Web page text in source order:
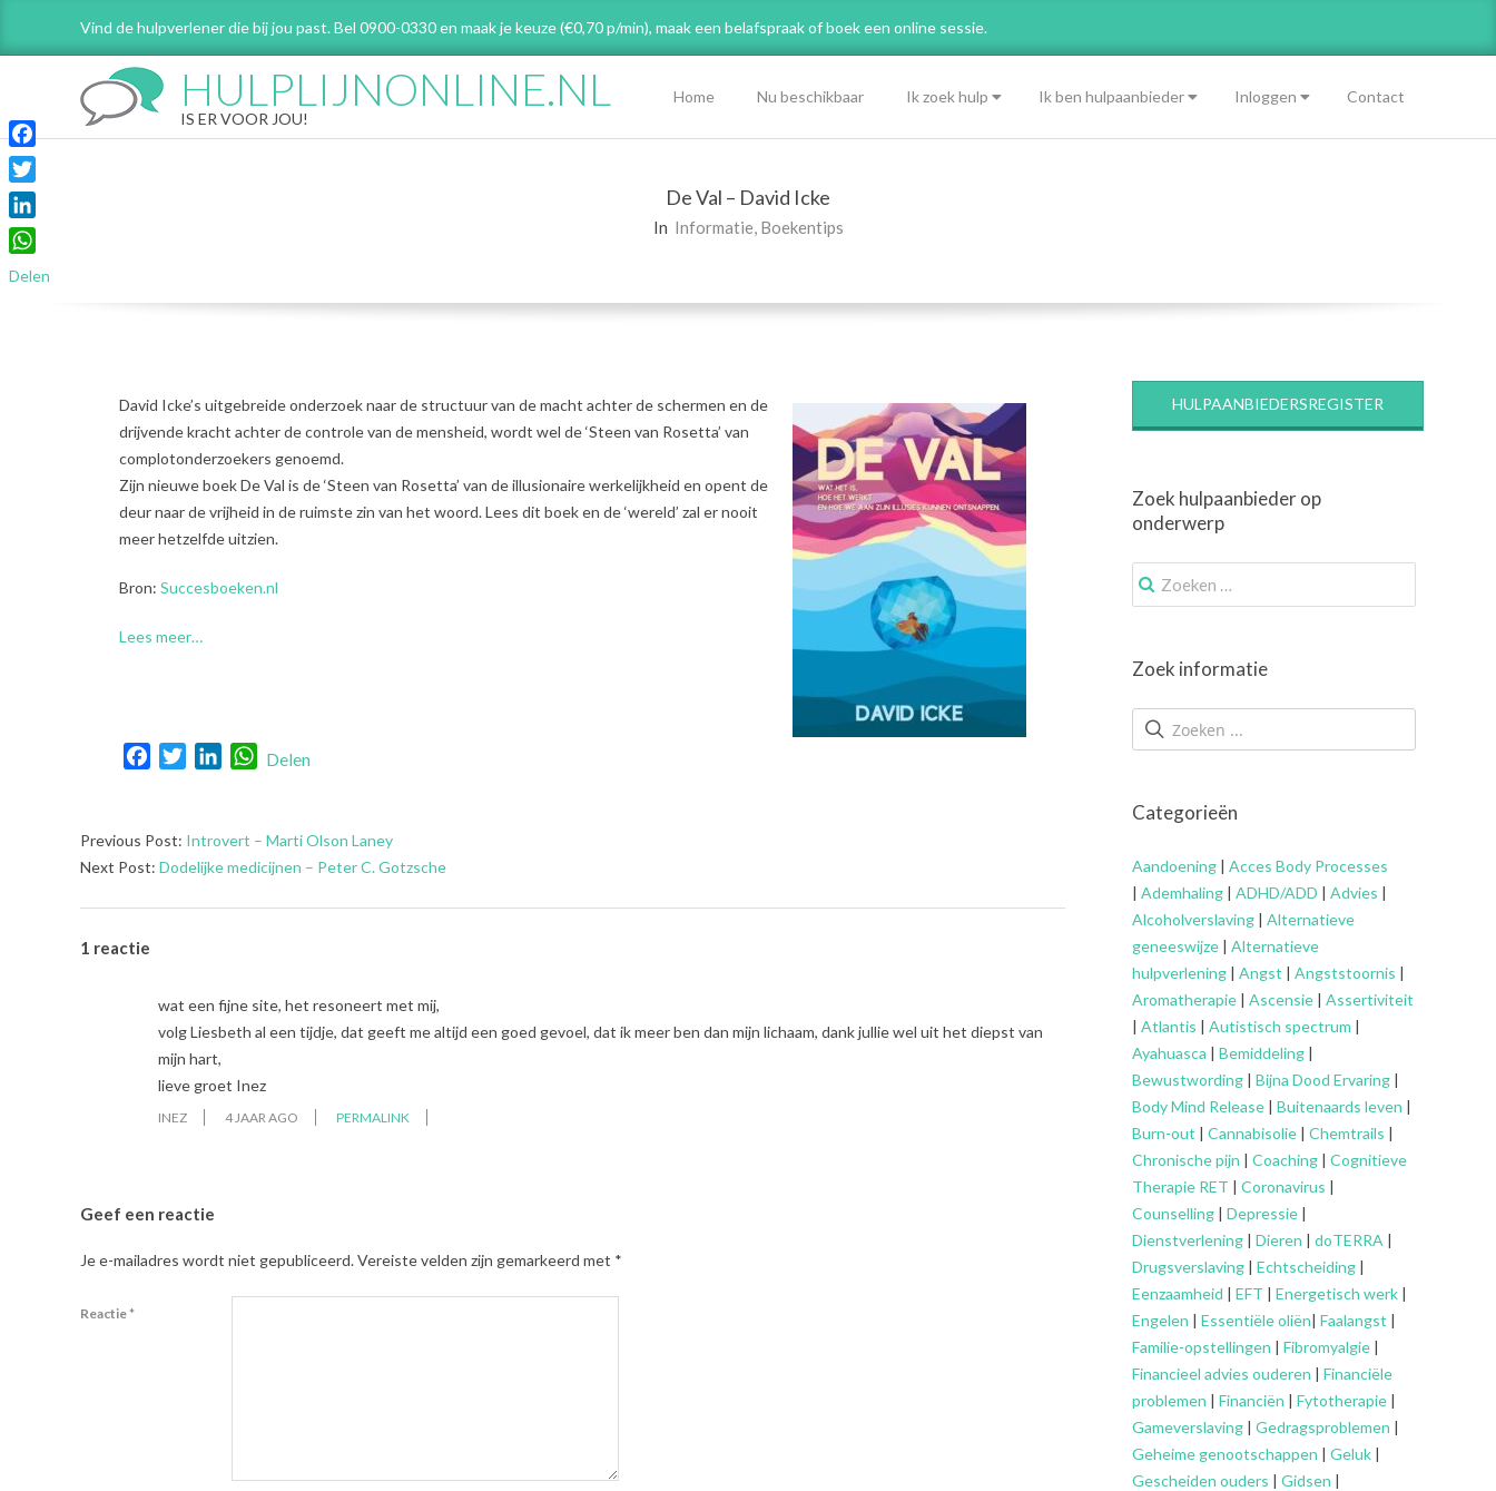
Vind de hulpverlener die bij jou past. Bel 0900-0330 en maak je keuze (€0,70 p/min), maak een belafspraakof boek een online sessie.
HULPLIJNONLINE.NL
IS ER VOOR JOU!
Menu
Home Nu beschikbaar Ik zoek hulp Ik ben hulpaanbieder Inloggen Contact
De Val – David Icke
In Informatie, Boekentips
David Icke’s uitgebreide onderzoek naar de structuur van de macht achter de schermen en de
drijvende kracht achter de controle van de mensheid, wordt wel de ‘Steen van Rosetta’ van
complotonderzoekers genoemd.
Zijn nieuwe boek De Val is de ‘Steen van Rosetta’ van de illusionaire werkelijkheid en opent de
deur naar de vrijheid in de ruimste zin van het woord. Lees dit boek en de ‘wereld’ zal er nooit
meer hetzelfde uitzien.
Bron: Succesboeken.nl
Lees meer…
FacebookTwitterLinkedInWhatsApp
Delen
2022-
08-
Previous Post: Introvert – Marti Olson Laney
Next Post: Dodelijke medicijnen – Peter C. Gotzsche
1 reactie
wat een fijne site, het resoneert met mij,
volg Liesbeth al een tijdje, dat geeft me altijd een goed gevoel, dat ik meer ben dan mijn lichaam, dank jullie wel uit het diepst van
mijn hart,
lieve groet Inez
INEZ 4 JAAR AGO PERMALINK
Geef een reactie
Je e-mailadres wordt niet gepubliceerd.Vereiste velden zijn gemarkeerd met *
Reactie*
HULPAANBIEDERSREGISTER
Zoek hulpaanbieder op
onderwerp
Zoek
naar:
Zoek informatie
Categorieën
Aandoening | Acces Body Processes
| Ademhaling | ADHD/ADD | Advies |
Alcoholverslaving | Alternatieve
geneeswijze | Alternatieve
hulpverlening | Angst | Angststoornis |
Aromatherapie | Ascensie | Assertiviteit
| Atlantis | Autistisch spectrum |
Ayahuasca | Bemiddeling |
Bewustwording | Bijna Dood Ervaring |
Body Mind Release | Buitenaards leven |
Burn-out | Cannabisolie | Chemtrails |
Chronische pijn | Coaching | Cognitieve
Therapie RET | Coronavirus |
Counselling | Depressie |
Dienstverlening | Dieren | doTERRA |
Drugsverslaving | Echtscheiding |
Eenzaamheid | EFT | Energetisch werk |
Engelen | Essentiële oliën| Faalangst |
Familie-opstellingen | Fibromyalgie |
Financieel advies ouderen | Financiële
problemen | Financiën | Fytotherapie |
Gameverslaving | Gedragsproblemen |
Geheime genootschappen | Geluk |
Gescheiden ouders | Gidsen |
Facebook
Twitter
LinkedIn
WhatsApp
Delen